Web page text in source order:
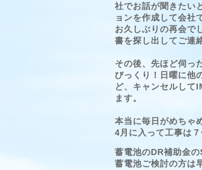
社でお話が聞きたい
ョンを作成して会社
お久しぶりの再会で
書を探し出してご連
その後、先ほど伺っ
びっくり！日曜に他
ど、キャンセルして
ます。
本当に毎日がめちゃ
4月に入って工事は
蓄電池のDR補助金
蓄電池ご検討の方は